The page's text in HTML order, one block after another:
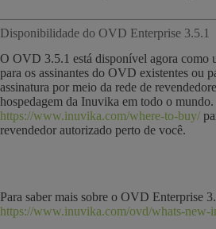
Disponibilidade do OVD Enterprise 3.5.1
O OVD 3.5.1 está disponível agora como
para os assinantes do OVD existentes ou
assinatura por meio da rede de
hospedagem da Inuvika em todo o
https://www.inuvika.com/where-to-buy/
revendedor autorizado perto de você.
Para saber mais sobre o OVD Enterprise
https://www.inuvika.com/ovd/whats-new-